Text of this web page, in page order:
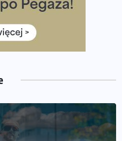
3 treningi wystarczą? Jak
postępy
nami Nocny Portowy Maraton
Wszystko, co warto wiedzieć